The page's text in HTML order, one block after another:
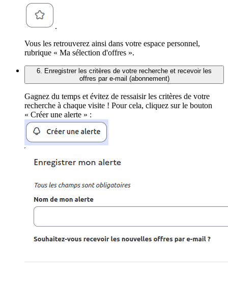
.
Vous les retrouverez ainsi dans votre espace personnel,
rubrique « Ma sélection d'offres ».
6. Enregistrer les critères de votre recherche et recevoir les
offres par e-mail (abonnement)
Gagnez du temps et évitez de ressaisir les critères de votre
recherche à chaque visite ! Pour cela, cliquez sur le bouton
« Créer une alerte » :